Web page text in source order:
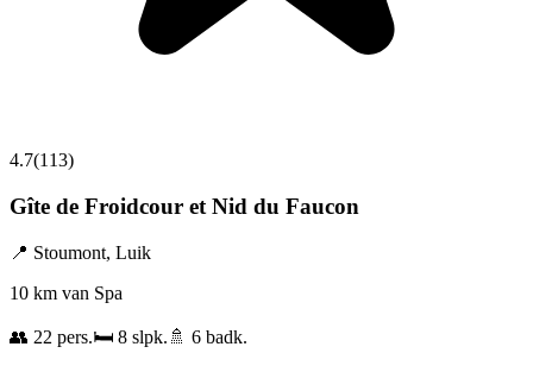
4.7(113)
Gîte de Froidcour et Nid du Faucon
📍 Stoumont, Luik
10 km van Spa
👥 22 pers.🛏️ 8 slpk. 🚿 6 badk.